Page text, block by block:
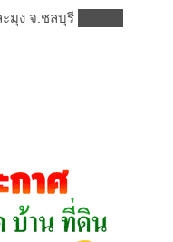
มุง จ.ชลบุรี